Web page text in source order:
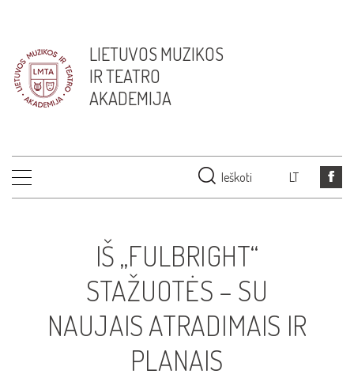
LIETUVOS MUZIKOS
IR TEATRO
AKADEMIJA
Ieškoti LT
IŠ „FULBRIGHT“
STAŽUOTĖS – SU
NAUJAIS ATRADIMAIS IR
PLANAIS